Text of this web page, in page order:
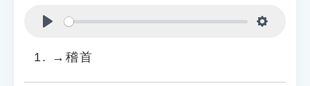
→稽首